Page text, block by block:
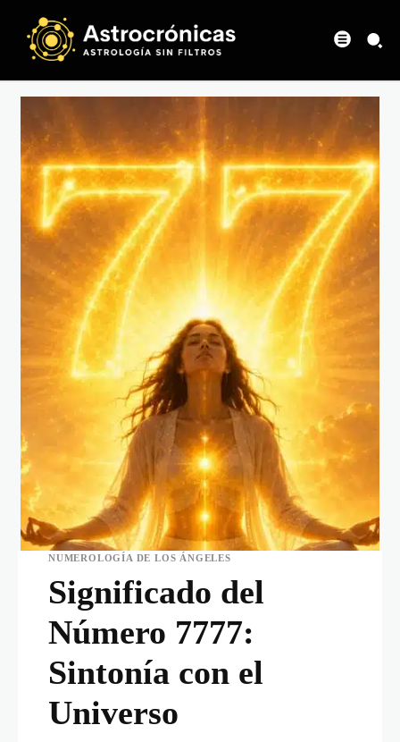
NUMEROLOGÍA DE LOS ÁNGELES
Significado del
Número 7777:
Sintonía con el
Universo